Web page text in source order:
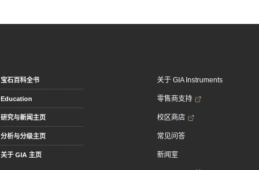
宝石百科全书
Education
研究与新闻主页
分析与分级主页
关于 GIA 主页
关于 GIA Instruments
零售商支持
校区商店
常见问答
新闻室